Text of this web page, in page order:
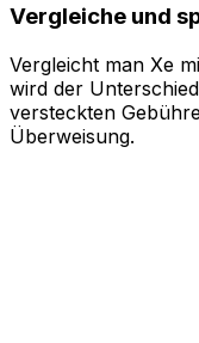
Vergleiche und
Vergleicht man Xe
wird der
versteckten
Überweisung.